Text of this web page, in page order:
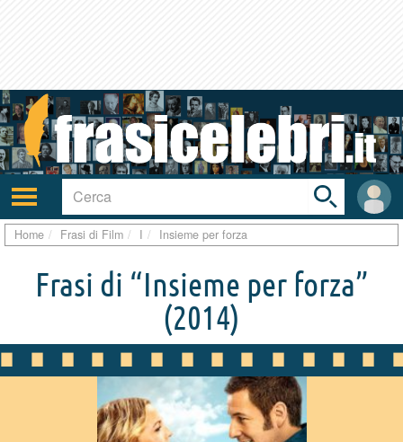
Attiva/disattiva
navigazione
User
area
Toggle
search
bar
Home Frasi di Film I Insieme per forza
Frasi di “Insieme per forza”
(2014)